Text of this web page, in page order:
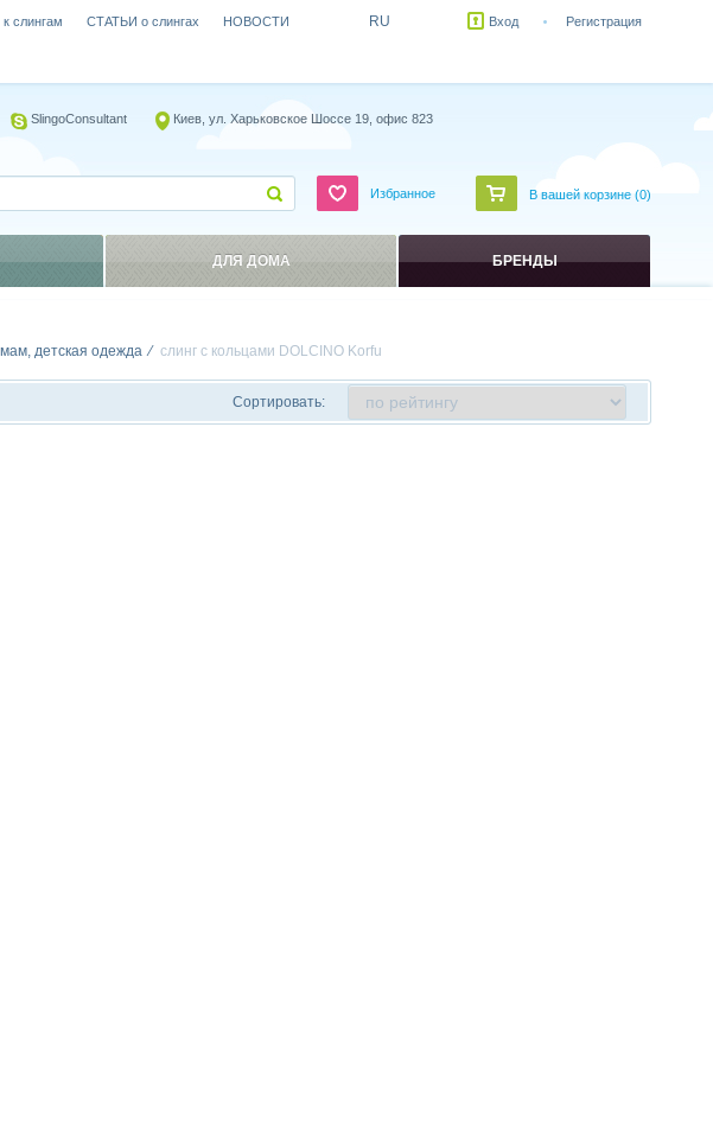
детская одежда слинг с кольцами DOLCINO Korfu
Сортировать:
слингам СТАТЬИ о слингах НОВОСТИ RU Вход Регистрация
SlingoConsultant Киев, ул. Харьковское Шоссе 19, офис 823
Избранное В вашей корзине (0)
ДЛЯ ДОМА БРЕНДЫ